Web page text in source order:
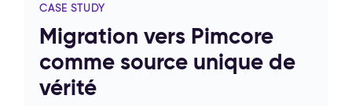
CASE STUDY
Migration vers Pimcore
comme source unique de
vérité